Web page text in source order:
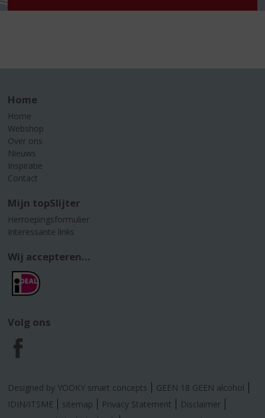
Home
Home
Webshop
Over ons
Nieuws
Inspiratie
Contact
Mijn topSlijter
Herroepingsformulier
Interessante links
Wij accepteren...
Volg ons
F
a
c
Designed by YOOKY smart concepts
GEEN 18 GEEN alcohol
IDIN/ITSME
sitemap Privacy Statement
Disclaimer